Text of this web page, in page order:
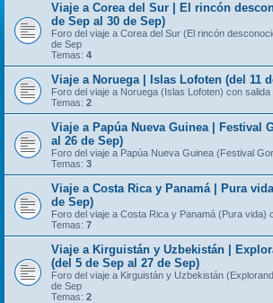
Viaje a Corea del Sur | El rincón
de Sep al 30 de Sep)
Foro del viaje a Corea del Sur (El rincón
de Sep
Temas: 4
Viaje a Noruega | Islas Lofoten (del 11
Foro del viaje a Noruega (Islas Lofoten) con salida
Temas: 2
Viaje a Papúa Nueva Guinea | Festival
al 26 de Sep)
Foro del viaje a Papúa Nueva Guinea (Festival
Temas: 3
Viaje a Costa Rica y Panamá | Pura
de Sep)
Foro del viaje a Costa Rica y Panamá (Pura vida)
Temas: 7
Viaje a Kirguistán y Uzbekistán |
(del 5 de Sep al 27 de Sep)
Foro del viaje a Kirguistán y Uzbekistán
de Sep
Temas: 2